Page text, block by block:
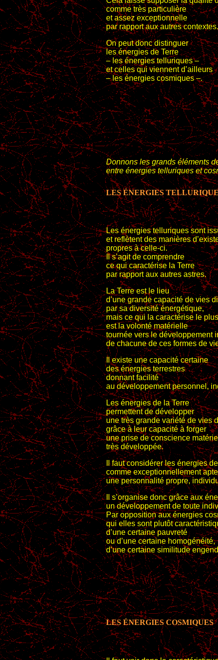
comme très particulière
et assez exceptionnelle
par rapport aux autres contextes.
On peut donc distinguer
les énergies de Terre
– les énergies telluriques –
et celles qui viennent d’ailleurs
– les énergies cosmiques –.
Donnons les grands éléments
entre énergies telluriques et
LES ÉNERGIES
Les énergies telluriques sont
et reflètent des manières
propres à celle-ci.
Il s’agit de comprendre
ce qui caractérise la Terre
par rapport aux autres astres.
La Terre est le lieu
d’une grande capacité de vies
par sa diversité énergétique,
mais ce qui la caractérise le plus
est la volonté matérielle
tournée vers le développement
de chacune de ces formes de
Il existe une capacité certaine
des énergies terrestres
donnant facilité
au développement personnel,
Les énergies de la Terre
permettent de développer
une très grande variété de vies
grâce à leur capacité à forger
une prise de conscience
très développée.
Il faut considérer les énergies
comme exceptionnellement
une personnalité propre,
Il s’organise donc grâce aux
un développement de toute
Par opposition aux énergies
qui elles sont plutôt
d’une certaine pauvreté
ou d’une certaine homogénéité,
d’une certaine similitude
LES ÉNERGIES COSMIQUES